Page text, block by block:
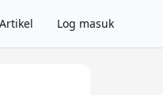
Artikel Log masuk